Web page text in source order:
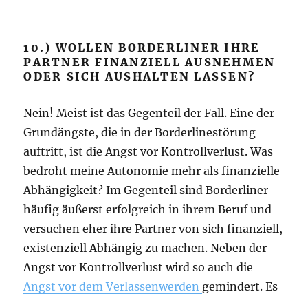
10.) WOLLEN BORDERLINER IHRE
PARTNER FINANZIELL AUSNEHMEN
ODER SICH AUSHALTEN LASSEN?
Nein! Meist ist das Gegenteil der Fall. Eine der
Grundängste, die in der Borderlinestörung
auftritt, ist die Angst vor Kontrollverlust. Was
bedroht meine Autonomie mehr als finanzielle
Abhängigkeit? Im Gegenteil sind Borderliner
häufig äußerst erfolgreich in ihrem Beruf und
versuchen eher ihre Partner von sich finanziell,
existenziell Abhängig zu machen. Neben der
Angst vor Kontrollverlust wird so auch die
Angst vor dem Verlassenwerden gemindert. Es